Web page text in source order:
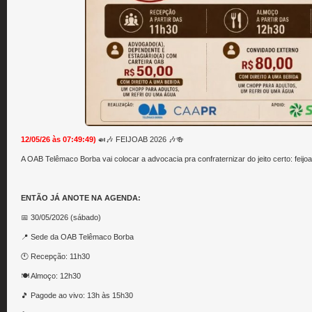
12/05/26 às 07:49:49) 🍛🎶 FEIJOAB 2026 🎶🍻
A OAB Telêmaco Borba vai colocar a advocacia pra confraternizar do jeito certo:
ENTÃO JÁ ANOTE NA AGENDA:
📅 30/05/2026 (sábado)
📍 Sede da OAB Telêmaco Borba
🕚 Recepção: 11h30
🍽 Almoço: 12h30
🎵 Pagode ao vivo: 13h às 15h30